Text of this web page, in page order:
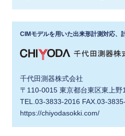
CIMモデルを用いた出来形計測対応、
千代田測器株式会社
〒110-0015 東京都台東区東上
TEL.03-3833-2016 FAX.03-
https://chiyodasokki.com/